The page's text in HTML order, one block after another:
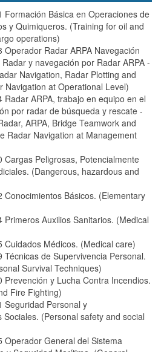
Formación Básica en Operaciones de
y Quimiqueros. (Training for oil and
operations)
Operador Radar ARPA Navegación
y navegación por Radar ARPA -
Navigation, Radar Plotting and
Navigation at Operational Level)
Radar ARPA, trabajo en equipo en el
por radar de búsqueda y rescate -
ARPA, Bridge Teamwork and
Radar Navigation at Management
Cargas Peligrosas, Potencialmente
(Dangerous, hazardous and
Conocimientos Básicos. (Elementary
Primeros Auxilios Sanitarios. (Medical
Cuidados Médicos. (Medical care)
Técnicas de Supervivencia Personal.
Survival Techniques)
Prevención y Lucha Contra Incendios.
Fire Fighting)
Seguridad Personal y
Sociales. (Personal safety and social
Operador General del Sistema